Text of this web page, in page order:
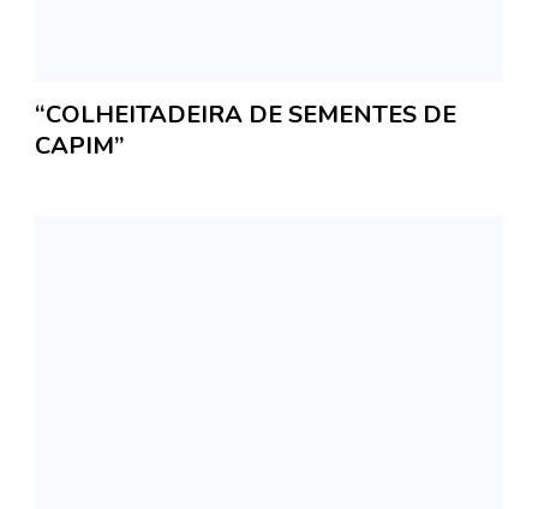
“COLHEITADEIRA DE SEMENTES DE
CAPIM”